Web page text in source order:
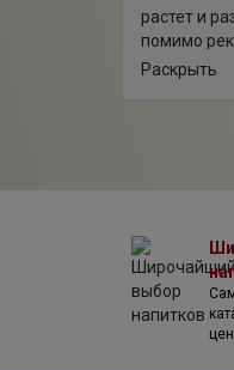
растет и
помимо
пряно-
Раскрыть